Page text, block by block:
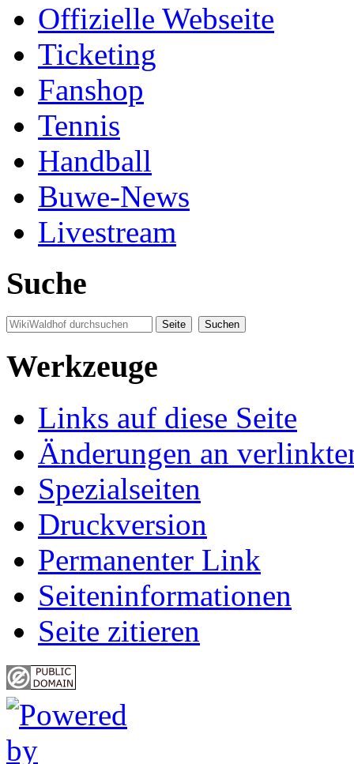
Offizielle Webseite
Ticketing
Fanshop
Tennis
Handball
Buwe-News
Livestream
Suche
Werkzeuge
Links auf diese Seite
Änderungen an
Spezialseiten
Druckversion
Permanenter Link
Seiten­informationen
Seite zitieren